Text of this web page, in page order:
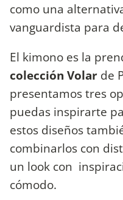
como una
vanguardista para
El kimono es la
colección Volar de
presentamos tres
puedas inspirarte
estos diseños
combinarlos con
un look con
cómodo.